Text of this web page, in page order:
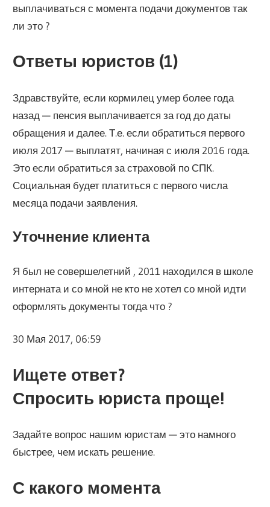
выплачиваться с момента подачи документов так
ли это ?
Ответы юристов (1)
Здравствуйте, если кормилец умер более года
назад — пенсия выплачивается за год до даты
обращения и далее. Т.е. если обратиться первого
июля 2017 — выплатят, начиная с июля 2016 года.
Это если обратиться за страховой по СПК.
Социальная будет платиться с первого числа
месяца подачи заявления.
Уточнение клиента
Я был не совершелетний , 2011 находился в школе
интерната и со мной не кто не хотел со мной идти
оформлять документы тогда что ?
30 Мая 2017, 06:59
Ищете ответ?
Спросить юриста проще!
Задайте вопрос нашим юристам — это намного
быстрее, чем искать решение.
С какого момента